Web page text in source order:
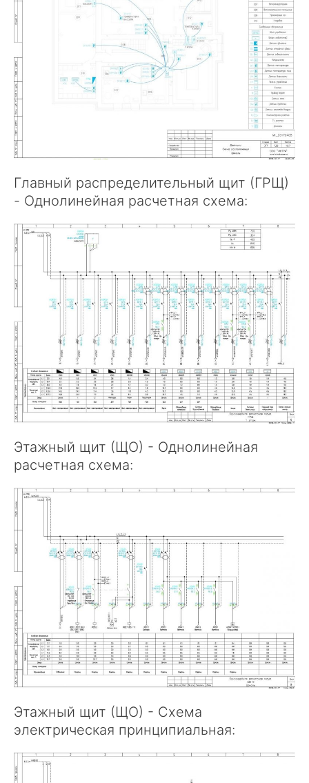
Главный распределительный щит (ГРЩ)
- Однолинейная расчетная схема:
Этажный щит (ЩО) - Однолинейная
расчетная схема:
Этажный щит (ЩО) - Схема
электрическая принципиальная: